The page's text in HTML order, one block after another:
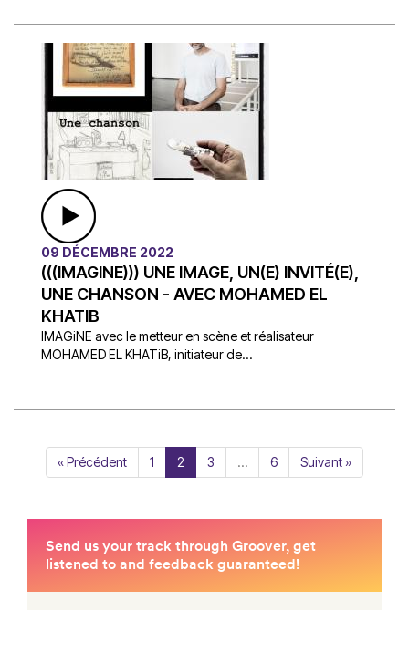
09 DÉCEMBRE 2022
(((IMAGINE))) UNE IMAGE, UN(E) INVITÉ(E),
UNE CHANSON - AVEC MOHAMED EL
KHATIB
IMAGiNE avec le metteur en scène et réalisateur
MOHAMED EL KHATiB, initiateur de...
« Précédent 1 2 3 … 6 Suivant »